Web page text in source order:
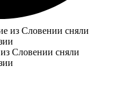
Словении сняли